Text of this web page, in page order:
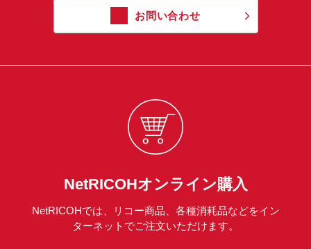
お問い合わせ
NetRICOHオンライン購入
NetRICOHでは、リコー商品、各種消耗品などをイン
ターネットでご注文いただけます。